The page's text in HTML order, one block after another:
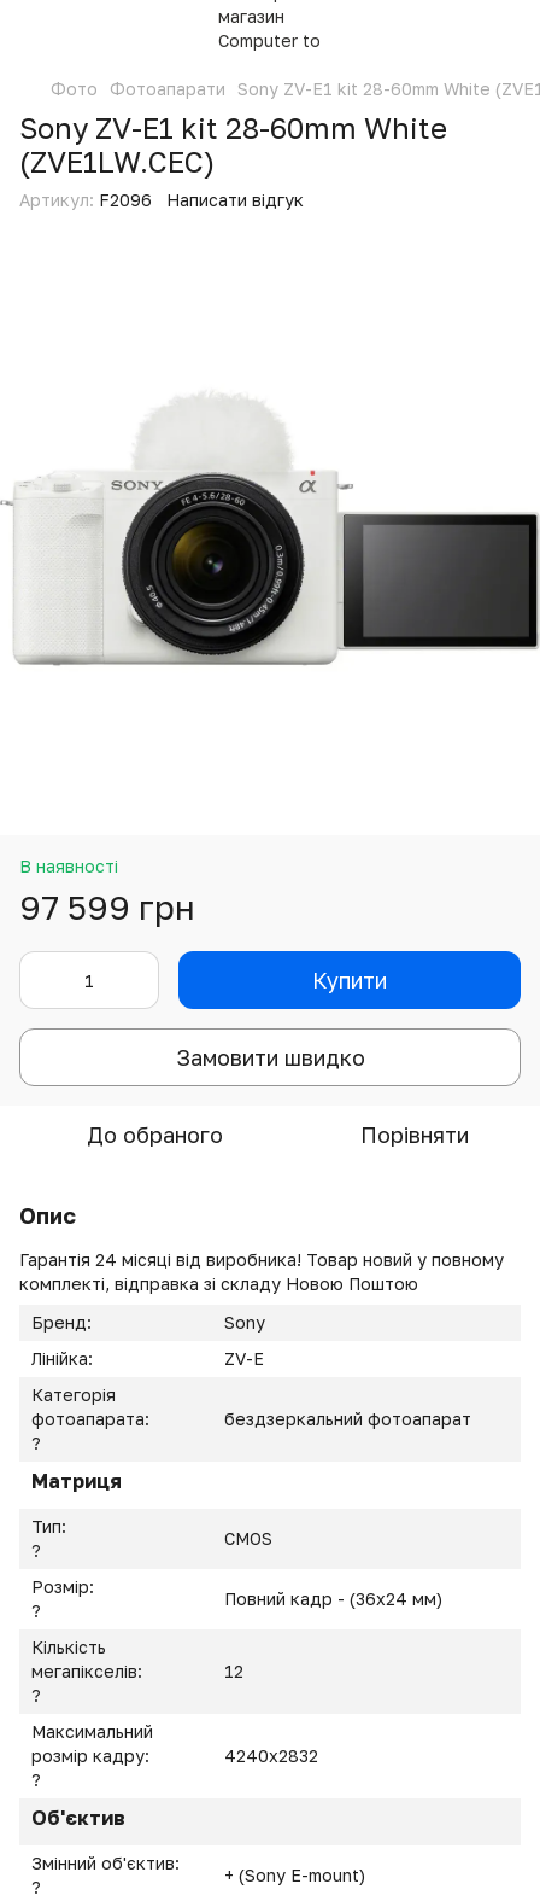
Фото Фотоапарати Sony ZV-E1 kit 28-60mm White
Sony ZV-E1 kit 28-60mm White
(ZVE1LW.CEC)
Артикул: F2096 Написати відгук
В наявності
97 599 грн
Купити
Замовити швидко
До обраного Порівняти
Опис
Гарантія 24 місяці від виробника! Товар новий у повному
комплекті, відправка зі складу Новою Поштою
Бренд:
Sony
Лінійка:
ZV-E
Категорія
фотоапарата:
?
бездзеркальний фотоапарат
Матриця
Тип:
?
CMOS
Розмір:
?
Повний кадр - (36x24 мм)
Кількість
мегапікселів:
?
12
Максимальний
розмір кадру:
?
4240x2832
Об'єктив
Змінний об'єктив:
?
+ (Sony E-mount)